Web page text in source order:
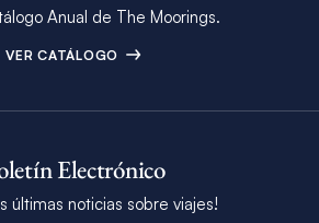
Anual de The Moorings.
VER CATÁLOGO
Electrónico
últimas noticias sobre viajes!